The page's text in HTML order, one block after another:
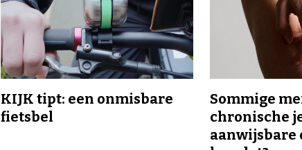
KIJK tipt: een onmisbare
fietsbel
Sommige
chronische
aanwijsbare